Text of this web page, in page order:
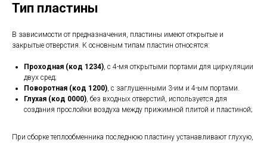
Тип пластины
В зависимости от предназначения, пластины имеют открытые и
закрытые отверстия. К основным типам пластин относятся:
Проходная (код 1234), с 4-мя открытыми портами для циркуляции
двух сред;
Поворотная (код 1200), с заглушенными 3-им и 4-ым портами.
Глухая (код 0000), без входных отверстий, используется для
создания прослойки воздуха между прижимной плитой и пластиной;
При сборке теплообменника последнюю пластину устанавливают глухую,